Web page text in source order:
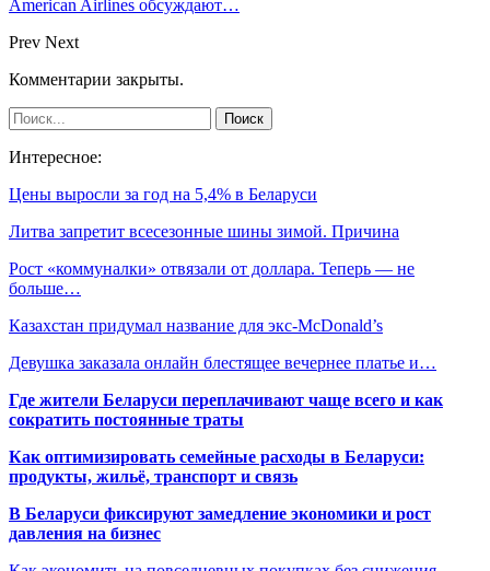
American Airlines обсуждают…
Prev Next
Комментарии закрыты.
Интересное:
Цены выросли за год на 5,4% в Беларуси
Литва запретит всесезонные шины зимой. Причина
Рост «коммуналки» отвязали от доллара. Теперь — не
больше…
Казахстан придумал название для экс-McDonald’s
Девушка заказала онлайн блестящее вечернее платье и…
Где жители Беларуси переплачивают чаще всего и как
сократить постоянные траты
Как оптимизировать семейные расходы в Беларуси:
продукты, жильё, транспорт и связь
В Беларуси фиксируют замедление экономики и рост
давления на бизнес